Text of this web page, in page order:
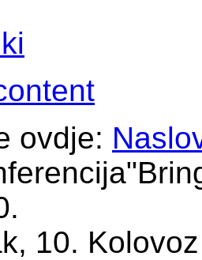
ovdje:
10.